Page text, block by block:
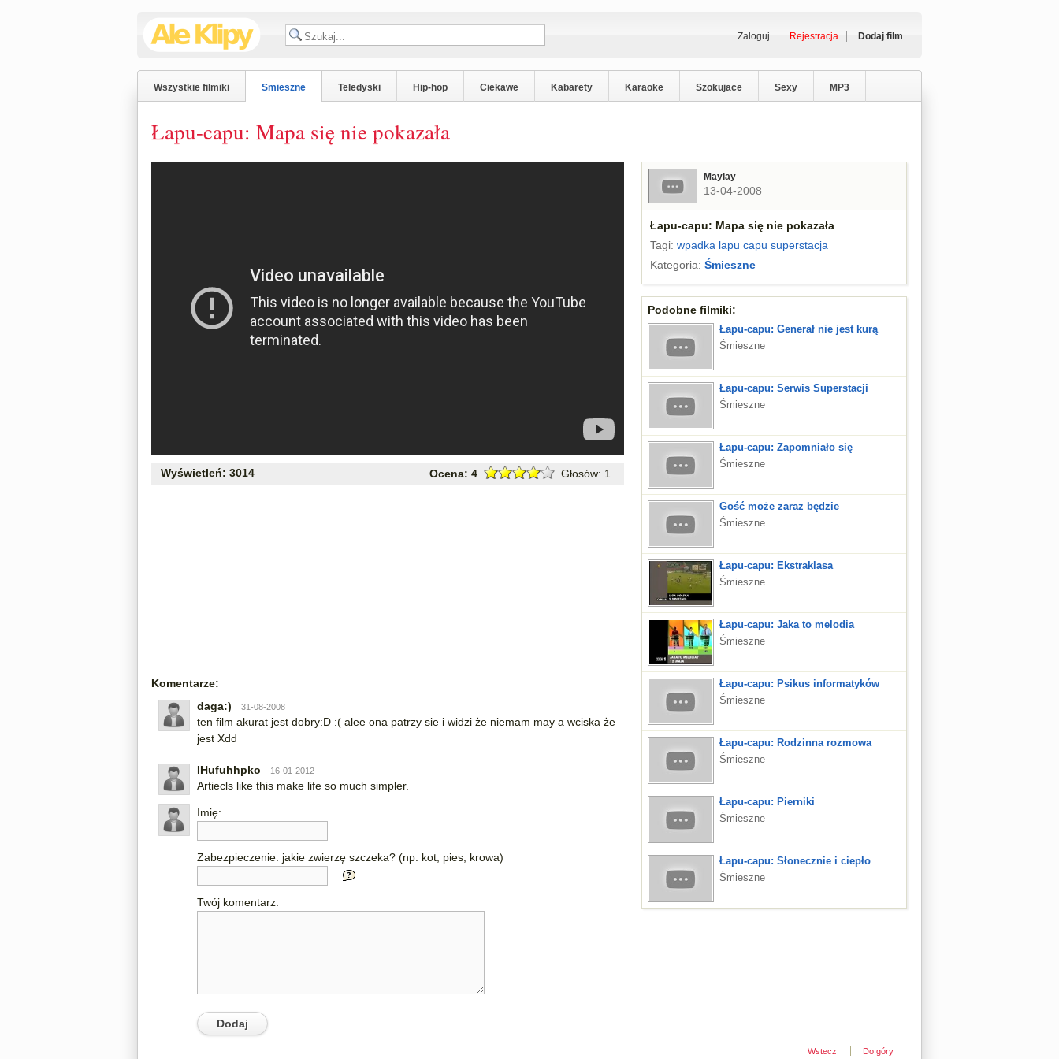
Zaloguj Rejestracja Dodaj film
Wszystkie filmiki Smieszne Teledyski Hip-hop Ciekawe Kabarety Karaoke Szokujace Sexy MP3
Łapu-capu: Mapa się nie pokazała
Wyświetleń: 3014 Ocena: 4 Głosów: 1
Komentarze:
daga:)
31-08-2008
ten film akurat jest dobry:D :( alee ona patrzy sie i widzi że niemam may a wciska że
jest Xdd
IHufuhhpko 16-01-2012
Artiecls like this make life so much simpler.
Imię:
Zabezpieczenie: jakie zwierzę szczeka? (np. kot, pies, krowa)
Twój komentarz:
Maylay
13-04-2008
Łapu-capu: Mapa się nie pokazała
Tagi: wpadka lapu capu superstacja
Kategoria: Śmieszne
Podobne filmiki:
Łapu-capu: Generał nie jest kurą
Śmieszne
Łapu-capu: Serwis Superstacji
Śmieszne
Łapu-capu: Zapomniało się
Śmieszne
Gość może zaraz będzie
Śmieszne
Łapu-capu: Ekstraklasa
Śmieszne
Łapu-capu: Jaka to melodia
Śmieszne
Łapu-capu: Psikus informatyków
Śmieszne
Łapu-capu: Rodzinna rozmowa
Śmieszne
Łapu-capu: Pierniki
Śmieszne
Łapu-capu: Słonecznie i ciepło
Śmieszne
Wstecz Do góry